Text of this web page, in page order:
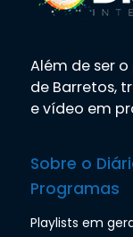
Além de ser
de Barretos,
e vídeo em
Sobre o
Programas
Playlists em